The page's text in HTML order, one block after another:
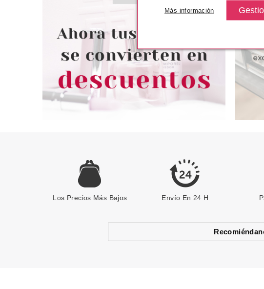
EUGENE PERMA BLUSH CARE
Pvr 9.55€
0.88€
CONDITIONER 250 ML
-41% 15.99€
Los Precios Más Bajos Envío En 24 H
Más información